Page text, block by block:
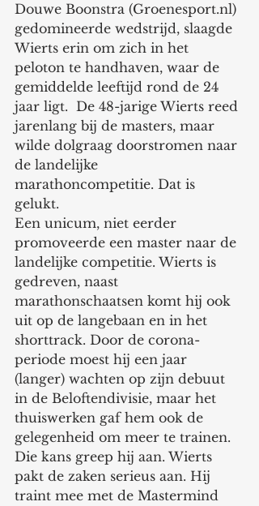
Douwe Boonstra (Groenesport.nl)
gedomineerde wedstrijd, slaagde
Wierts erin om zich in het
peloton te handhaven, waar de
gemiddelde leeftijd rond de 24
jaar ligt.  De 48-jarige Wierts reed
jarenlang bij de masters, maar
wilde dolgraag doorstromen naar
de landelijke
marathoncompetitie. Dat is
gelukt.
Een unicum, niet eerder
promoveerde een master naar de
landelijke competitie. Wierts is
gedreven, naast
marathonschaatsen komt hij ook
uit op de langebaan en in het
shorttrack. Door de corona-
periode moest hij een jaar
(langer) wachten op zijn debuut
in de Beloftendivisie, maar het
thuiswerken gaf hem ook de
gelegenheid om meer te trainen.
Die kans greep hij aan. Wierts
pakt de zaken serieus aan. Hij
traint mee met de Mastermind